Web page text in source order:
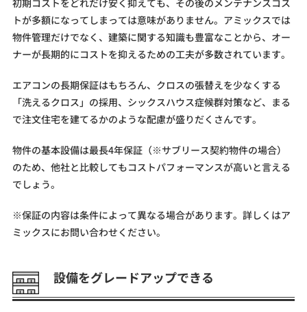
初期コストをどれだけ安く抑えても、その後のメンテナンスコス
トが多額になってしまっては意味がありません。アミックスでは
物件管理だけでなく、建築に関する知識も豊富なことから、オー
ナーが長期的にコストを抑えるための工夫が多数されています。
エアコンの長期保証はもちろん、クロスの張替えを少なくする
「洗えるクロス」の採用、シックスハウス症候群対策など、まる
で注文住宅を建てるかのような配慮が盛りだくさんです。
物件の基本設備は最長4年保証（※サブリース契約物件の場合）
のため、他社と比較してもコストパフォーマンスが高いと言える
でしょう。
※保証の内容は条件によって異なる場合があります。詳しくはア
ミックスにお問い合わせください。
設備をグレードアップできる